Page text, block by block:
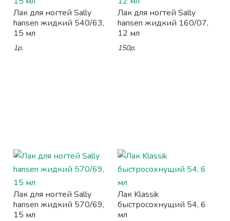
Лак для ногтей Sally
hansen жидкий 540/63,
15 мл
1р.
Лак для ногтей Sally
hansen жидкий 160/07,
12 мл
150р.
Лак для ногтей Sally
hansen жидкий 570/69,
15 мл
Лак Klassik
быстросохнущий 54, 6
мл